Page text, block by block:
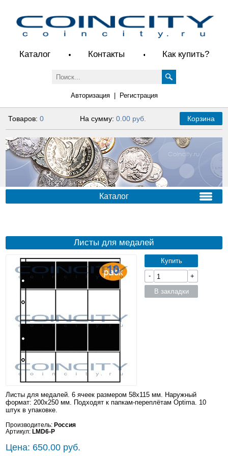
Каталог Контакты Как купить?
Авторизация| Регистрация
Товаров:0 На сумму: 0.00 руб. Корзина
Каталог
Листы для медалей
Листы для медалей. 6 ячеек размером 58х115 мм. Наружный
формат: 200x250 мм. Подходят к папкам-переплётам Optima. 10
штук в упаковке.
Производитель: Россия
Артикул: LMD6-P
Цена: 650.00 руб.
Купить
-
+
В закладки